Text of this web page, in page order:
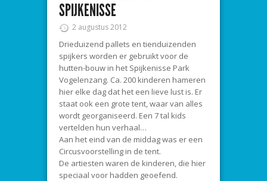
SPIJKENISSE
2 augustus 2012
Drieduizend pallets en tienduizenden
spijkers worden er gebruikt voor de
hutten-bouw in het Spijkenisse Park
Vogelenzang. Ca. 200 kinderen hameren
hier elke dag dat het een lieve lust is. Er
staat ook een grote tent, waar van alles
wordt georganiseerd. Een 7 tal kids
vertelden hun verhaal…
Aan het eind van de middag was er een
Circusvoorstelling in de tent.
De artiesten waren de kinderen, die hier
speciaal voor hadden geoefend.